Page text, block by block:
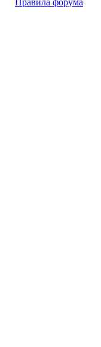
Правила форума